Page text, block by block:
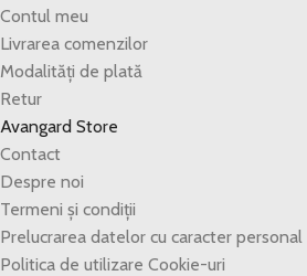
Contul meu
Livrarea comenzilor
Modalități de plată
Retur
Avangard Store
Contact
Despre noi
Termeni și condiții
Prelucrarea datelor cu caracter personal
Politica de utilizare Cookie-uri